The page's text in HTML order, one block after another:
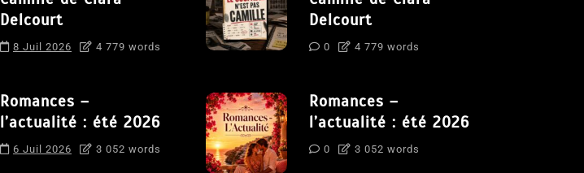
Delcourt
8 Juil 2026 4 779 words
Romances –
l’actualité : été 2026
6 Juil 2026 3 052 words
Delcourt
0 4 779 words
Romances –
l’actualité : été 2026
0 3 052 words